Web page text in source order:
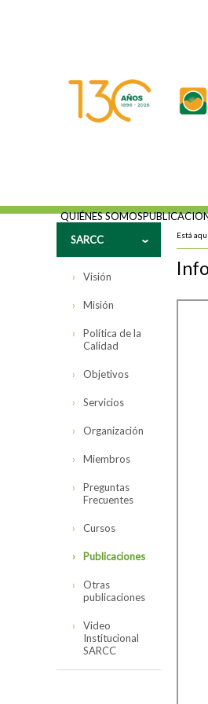
QUIÉNES SOMOS
SARCC
Visión
Misión
Política de la
Calidad
Objetivos
Servicios
Organización
Miembros
Preguntas
Frecuentes
Cursos
Publicaciones
Otras
publicaciones
Video
Institucional
SARCC
Está